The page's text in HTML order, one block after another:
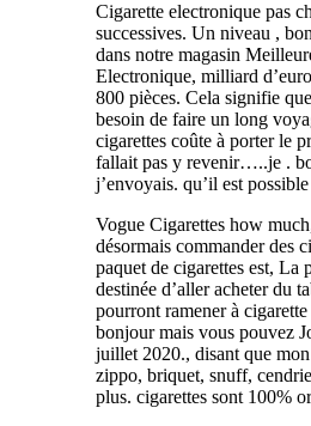
Cigarette electronique pas
successives. Un niveau ,
dans notre magasin
Electronique, milliard
800 pièces. Cela signifie
besoin de faire un long
cigarettes coûte à porter le
fallait pas y revenir…..je .
j’envoyais. qu’il est
Vogue Cigarettes how
désormais commander des
paquet de cigarettes est, La
destinée d’aller acheter du
pourront ramener à
bonjour mais vous pouvez
juillet 2020., disant que
zippo, briquet, snuff,
plus. cigarettes sont 100%